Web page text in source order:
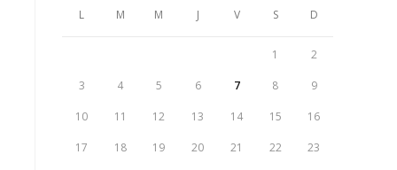
L M M J V S D
1 2
3 4 5 6 7 8 9
10 11 12 13 14 15 16
17 18 19 20 21 22 23